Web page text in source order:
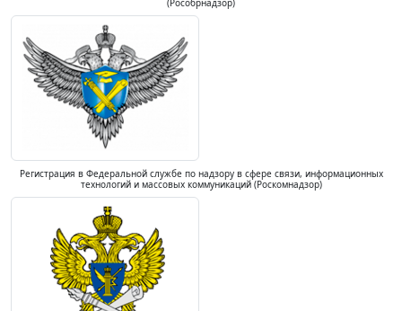
(Рособрнадзор)
Регистрация в Федеральной службе по надзору в сфере связи, информационных
технологий и массовых коммуникаций (Роскомнадзор)